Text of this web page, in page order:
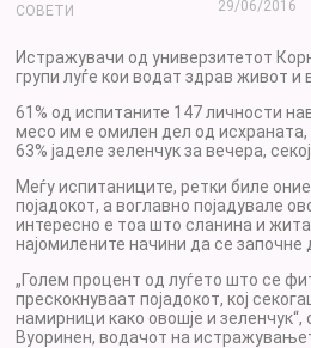
СОВЕТИ 29/06/2016
Истражувачи од универзитетот
групи луѓе кои водат здрав живот и
61% од испитаните 147 личности
месо им е омилен дел од исхраната,
63% јаделе зеленчук за вечера,
Меѓу испитаниците, ретки биле
појадокот, а воглавно појадувале
интересно е тоа што сланина и
најомилените начини да се започне
„Голем процент од луѓето што се
прескокнуваат појадокот, кој
намирници како овошје и зеленчук“,
Вуоринен, водачот на